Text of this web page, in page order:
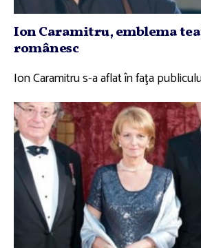
Ion Caramitru, emblema
românesc
Ion Caramitru s-a aflat în faţa